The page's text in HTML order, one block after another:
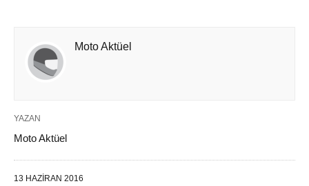
Moto Aktüel
YAZAN
Moto Aktüel
13 HAZIRAN 2016